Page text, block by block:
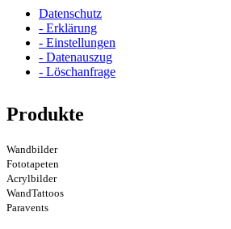
Datenschutz
- Erklärung
- Einstellungen
- Datenauszug
- Löschanfrage
Produkte
Wandbilder
Fototapeten
Acrylbilder
WandTattoos
Paravents